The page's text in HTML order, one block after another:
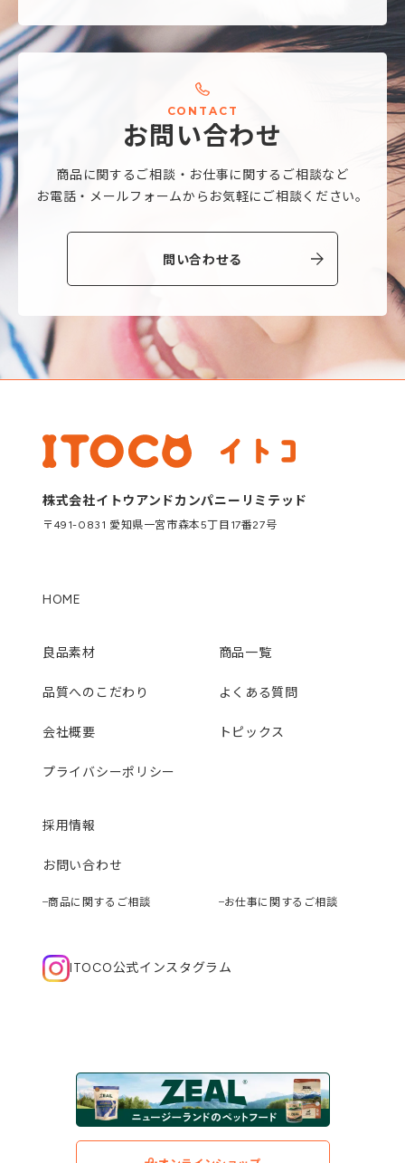
CO N T A C T
お問い合わせ
商品に関するご相談・ お仕事に関するご相談など
お電話・メールフォームから お気軽にご相談ください。
問い合わせる
株式会社イトウアンドカンパニーリミテッド
〒491-0831 愛知県一宮市森本5丁目17番27号
HOME
良品素材 商品一覧
品質へのこだわり よくある質問
会社概要 トピックス
プライバシーポリシー
採用情報
お問い合わせ
商品に関するご相談 お仕事に関するご相談
ITOCO公式インスタグラム